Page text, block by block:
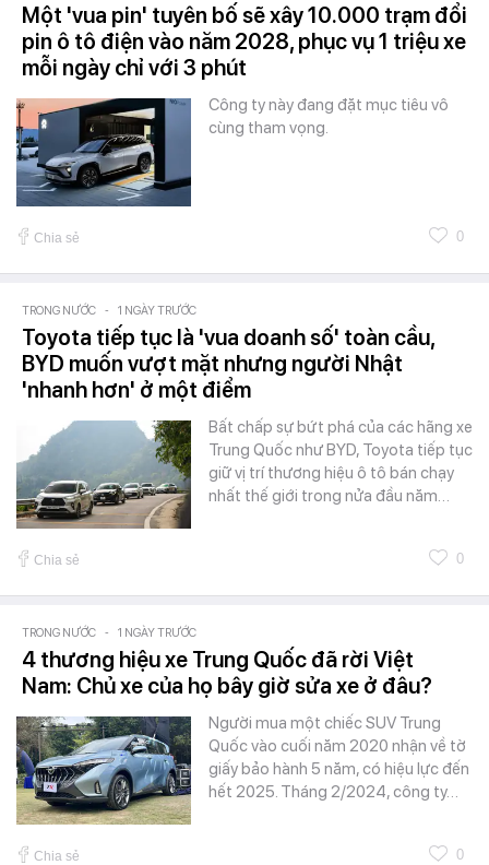
Một 'vua pin' tuyên bố sẽ xây 10.000 trạm đổi
pin ô tô điện vào năm 2028, phục vụ 1 triệu xe
mỗi ngày chỉ với 3 phút
Công ty này đang đặt mục tiêu vô
cùng tham vọng.
Chia sẻ 0
TRONG NƯỚC - 1 NGÀY TRƯỚC
Toyota tiếp tục là 'vua doanh số' toàn cầu,
BYD muốn vượt mặt nhưng người Nhật
'nhanh hơn' ở một điểm
Bất chấp sự bứt phá của các hãng xe
Trung Quốc như BYD, Toyota tiếp tục
giữ vị trí thương hiệu ô tô bán chạy
nhất thế giới trong nửa đầu năm…
Chia sẻ 0
TRONG NƯỚC - 1 NGÀY TRƯỚC
4 thương hiệu xe Trung Quốc đã rời Việt
Nam: Chủ xe của họ bây giờ sửa xe ở đâu?
Người mua một chiếc SUV Trung
Quốc vào cuối năm 2020 nhận về tờ
giấy bảo hành 5 năm, có hiệu lực đến
hết 2025. Tháng 2/2024, công ty…
Chia sẻ 0